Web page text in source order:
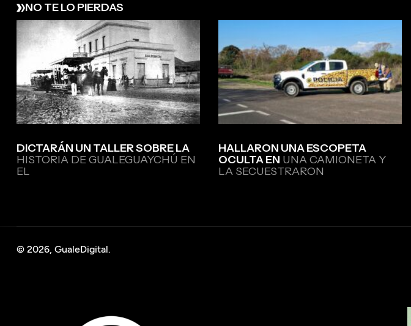
NO TE LO PIERDAS
DICTARÁN UN TALLER SOBRE LA
HISTORIA DE GUALEGUAYCHÚ EN
EL
HALLARON UNA ESCOPETA
OCULTA EN UNA CAMIONETA Y
LA SECUESTRARON
© 2026, GualeDigital.